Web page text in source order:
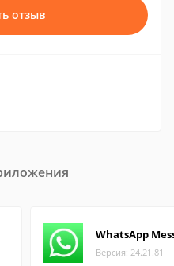
отзыв
WhatsApp
Версия: 24.21.81